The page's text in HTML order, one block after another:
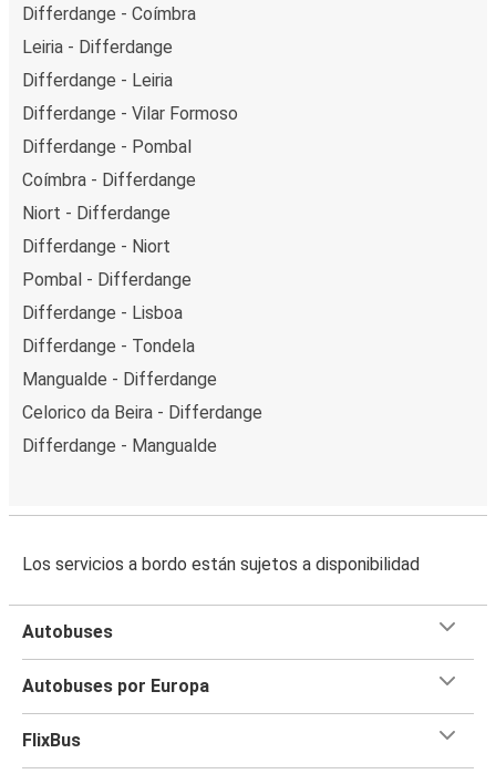
Differdange - Coímbra
Leiria - Differdange
Differdange - Leiria
Differdange - Vilar Formoso
Differdange - Pombal
Coímbra - Differdange
Niort - Differdange
Differdange - Niort
Pombal - Differdange
Differdange - Lisboa
Differdange - Tondela
Mangualde - Differdange
Celorico da Beira - Differdange
Differdange - Mangualde
Los servicios a bordo están sujetos a disponibilidad
Autobuses
Autobuses por Europa
FlixBus